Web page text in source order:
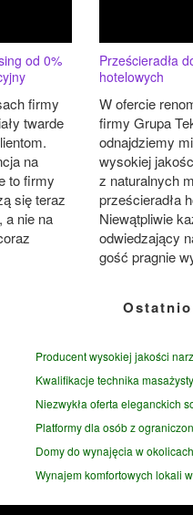
od 0%
firmy
twarde
na
to firmy
się teraz
a nie na
Prześcieradła
hotelowych
W ofercie
firmy Grupa
odnajdziemy
wysokiej
z naturalnych
prześcieradła
Niewątpliwie
odwiedzający
gość pragnie
Producent wysokiej jakości
Kwalifikacje technika
Niezwykła oferta eleganckich
Platformy dla osób z
Domy do wynajęcia w
Wynajem komfortowych lokali